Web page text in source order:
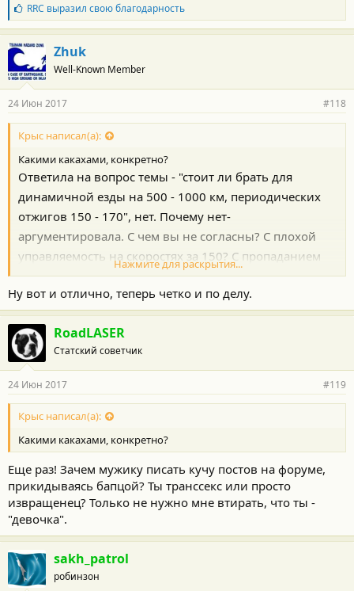
Б
л
а
г
д
а
н
о
с
и
:
RRC выразил свою благодарность
Zhuk
Well-Known Member
24 Июн 2017 #118
Крыс написал(а):
Какими какахами, конкретно?
Ответила на вопрос темы - "стоит ли брать для
динамичной езды на 500 - 1000 км, периодических
отжигов 150 - 170", нет. Почему нет-
аргументировала. С чем вы не согласны? С плохой
управляемость на скоростях за 150? С пропаданием
тормозов после короткой интенсивной езды? По
части тормозов искала инфу - это в целом проблема
тойоты, это и на 200 точно так же. Что машина
тряская и при этом валкая? Где именно я наплела
ересь, покажите.
Я указала на огрехи эргономики и ходовых качеств на высоких
скоростях. Те минусы, которые для меня существенны.
Попогрей ужасный - в течении минут 10 греешь сидуху пятой
точкой, потом резко жарко и спина мокрая. Из-за сквозняков
Сами сиденья действительно отвратительны - это не только
мое мнение, а мнение большого количества владельцев тех
же 200, которые выбрасывают штатные салоны напрочь. Была
такая идея, но проблемами при продаже это гарантировано -
всех это будет отпугивать.
То что невозможно отключить подачу воздуха на центральных
соплах - это тоже моя выдумка? Как бы вы не регулировали
подача все равно идет. Я их задираю вверх, тогда не так
заметно. То что климат нужно постоянно регулировать - это
тоже у меня в голове?
Нажмите для раскрытия...
Ну вот и отлично, теперь четко и по делу.
RoadLASER
Статский советчик
24 Июн 2017 #119
Крыс написал(а):
Какими какахами, конкретно?
Еще раз! Зачем мужику писать кучу постов на форуме,
прикидываясь бапцой? Ты транссекс или просто
извращенец? Только не нужно мне втирать, что ты -
"девочка".
sakh_patrol
робинзон